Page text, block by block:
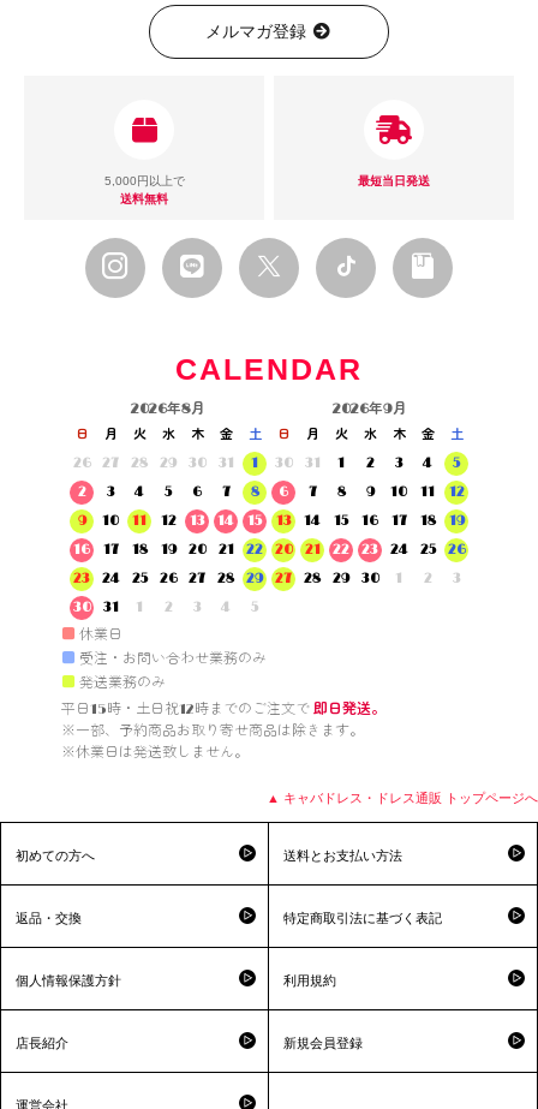
メルマガ登録
5,000円以上で
送料無料
最短当日発送
CALENDAR
2026年8月
日 月 火 水 木 金
土
26
27 28 29 30 31
1
2
3 4 5 6 7
8
9
10 11 12 13 14
15
16
17 18 19 20 21
22
23
24 25 26 27 28
29
30
31 1 2 3 4 5
2026年9月
日 月 火 水 木 金
土
30
31 1 2 3 4
5
6
7 8 9 10 11
12
13
14 15 16 17 18
19
20
21 22 23 24 25
26
27
28 29 30 1 2 3
■ 休業日
■ 受注・お問い合わせ業務のみ
■ 発送業務のみ
平日15時・土日祝12時までのご注文で 即日発送。
※一部、予約商品お取り寄せ商品は除きます。
※休業日は発送致しません。
▲ キャバドレス・ドレス通販 トップページへ
初めての方へ 送料とお支払い方法
返品・交換 特定商取引法に基づく表記
個人情報保護方針 利用規約
店長紹介 新規会員登録
運営会社